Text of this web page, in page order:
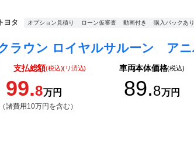
トヨタ オプション見積り ローン仮審査 動画付き 購入パックあり
支払総額(税込)(リ済込)
99.8万円
（諸費用10万円を含む）
車両本体価格(税込)
89.8万円